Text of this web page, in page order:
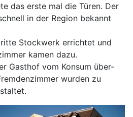
das erste mal die Türen. Der
in der Region bekannt
Stockwerk errichtet und
kamen dazu.
Gasthof vom Konsum über-
wurden zu